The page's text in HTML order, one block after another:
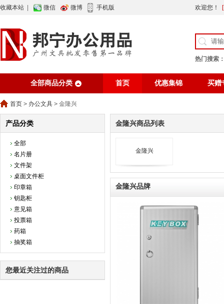
收藏本站 微信 微博 手机版 欢迎您！
热门搜索
全部商品分类 首页 优惠集锦 买赠
首页 > 办公文具 > 金隆兴
产品分类
全部
名片册
文件架
桌面文件柜
印章箱
钥匙柜
意见箱
投票箱
药箱
抽奖箱
您最近关注过的商品
金隆兴商品列表
金隆兴
金隆兴品牌